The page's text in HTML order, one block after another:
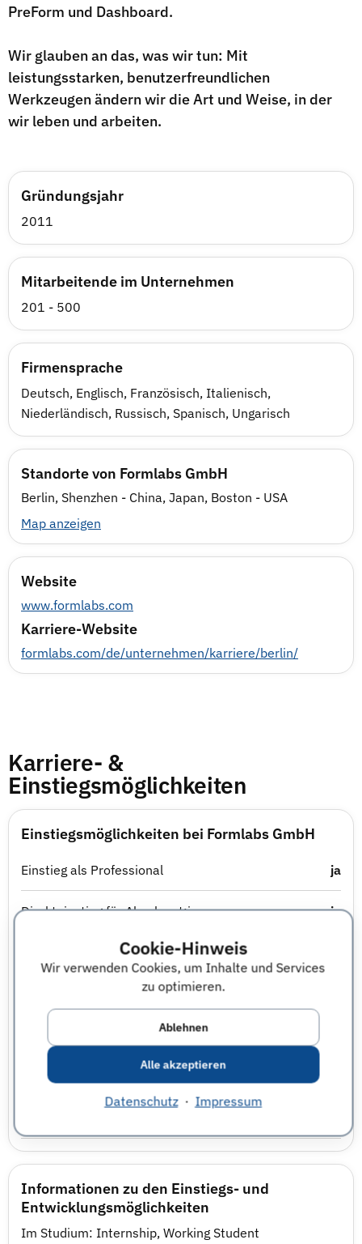
Cookie-Hinweis
Wir verwenden Cookies, um Inhalte und Services
zu optimieren.
Ablehnen
Alle akzeptieren
Datenschutz· Impressum
PreForm und Dashboard.
Wir glauben an das, was wir tun: Mit
leistungsstarken, benutzerfreundlichen
Werkzeugen ändern wir die Art und Weise, in der
wir leben und arbeiten.
Gründungsjahr
2011
Mitarbeitende im Unternehmen
201 - 500
Firmensprache
Deutsch, Englisch, Französisch, Italienisch,
Niederländisch, Russisch, Spanisch, Ungarisch
Standorte von Formlabs GmbH
Berlin, Shenzhen - China, Japan, Boston - USA
Map anzeigen
Website
www.formlabs.com
Karriere-Website
formlabs.com/de/unternehmen/karriere/berlin/
Karriere- &
Einstiegsmöglichkeiten
Einstiegsmöglichkeiten bei Formlabs GmbH
Einstieg als Professional ja
Direkteinstieg für Absolvent:innen ja
Traineeprogramm
Abschlussarbeit im Unternehmen
Praktikum
Berufsausbildung Nicht angegeben
Informationen zu den Einstiegs- und
Entwicklungsmöglichkeiten
Im Studium: Internship, Working Student